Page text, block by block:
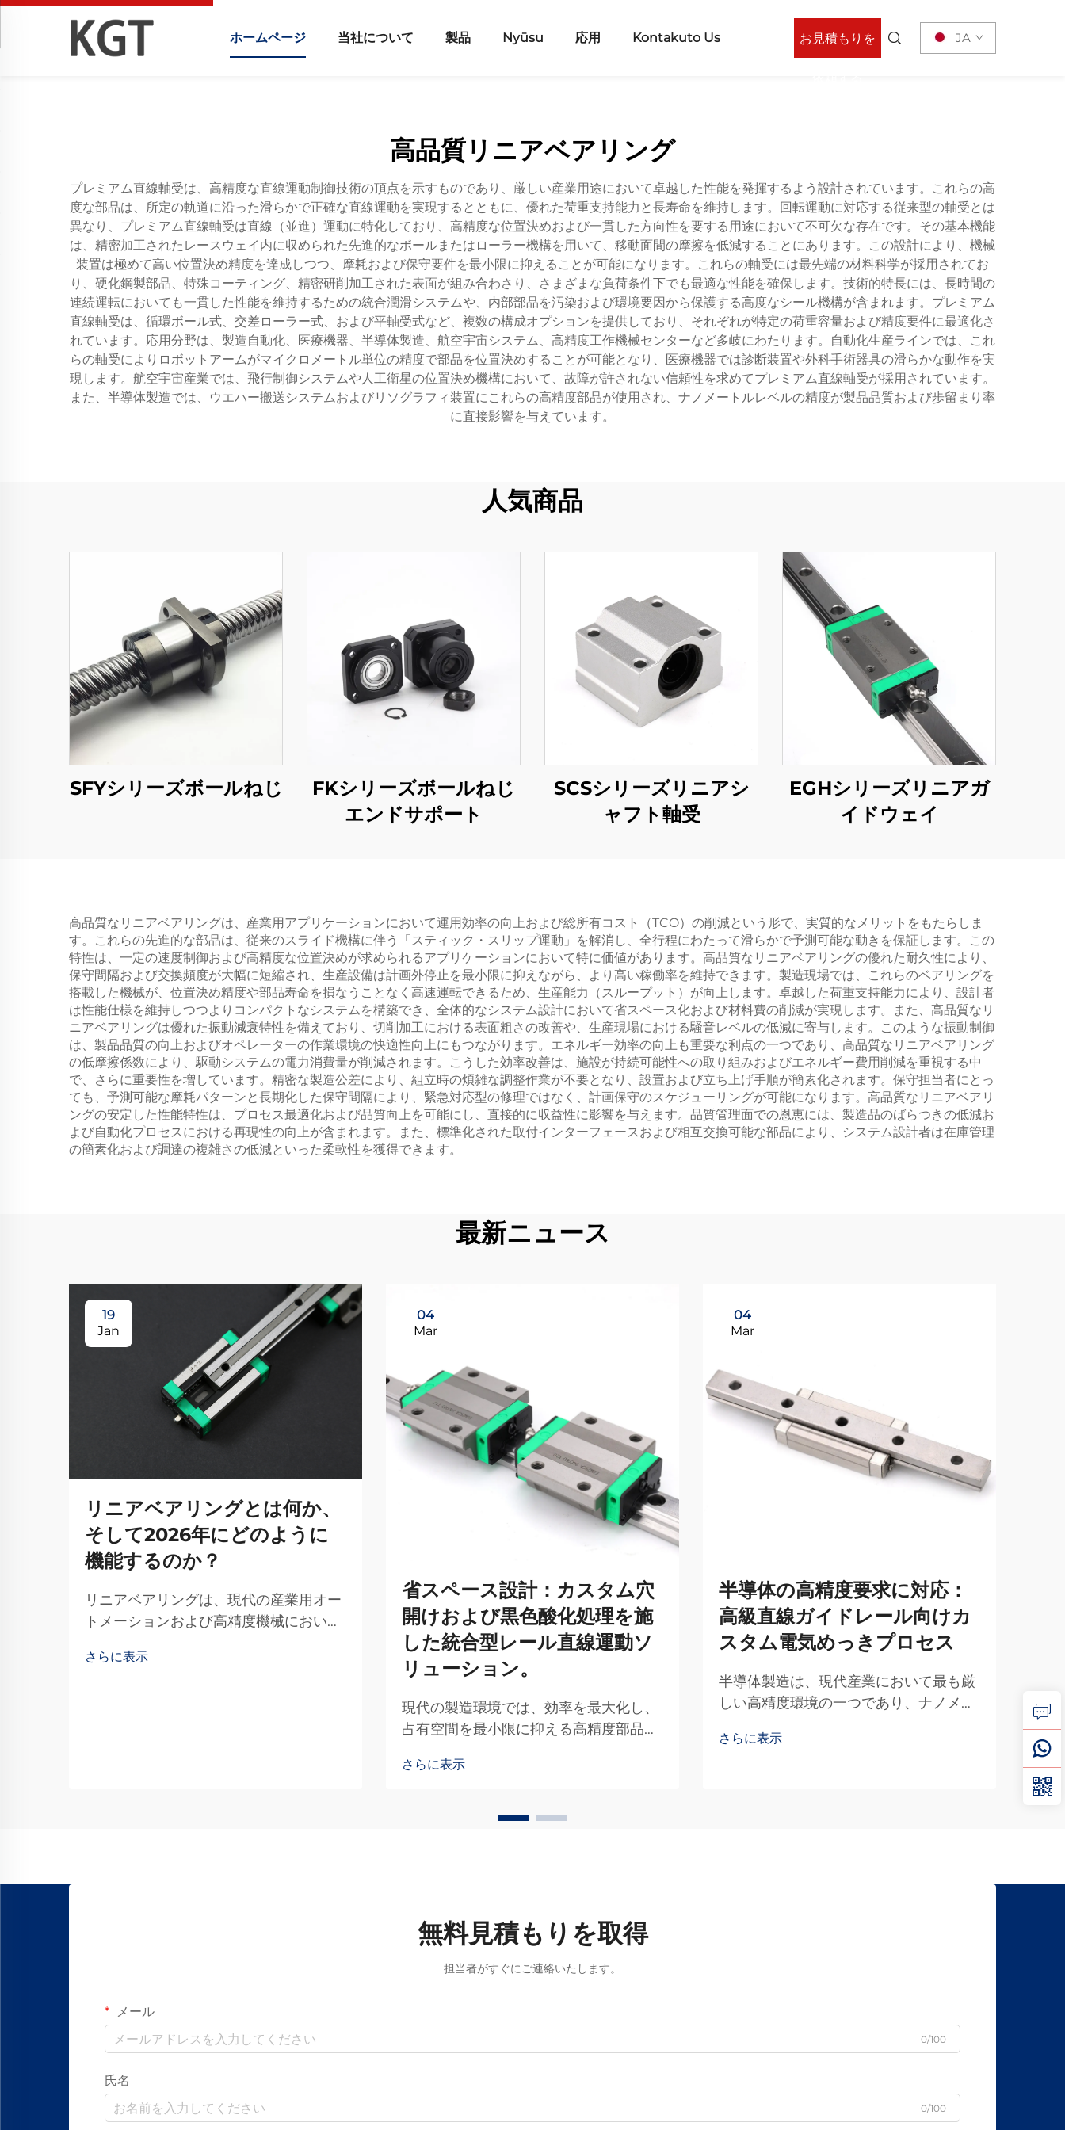
ホームページ 当社について 製品 Nyūsu 応用 Kontakuto Us お見積もりを JA
高品質リニアベアリング
プレミアム直線軸受は、高精度な直線運動制御技術の頂点を示すものであり、厳しい産業用途において卓越した性能を発揮するよう設計されています。これらの高
度な部品は、所定の軌道に沿った滑らかで正確な直線運動を実現するとともに、優れた荷重支持能力と長寿命を維持します。回転運動に対応する従来型の軸受とは
異なり、プレミアム直線軸受は直線（並進）運動に特化しており、高精度な位置決めおよび一貫した方向性を要する用途において不可欠な存在です。その基本機能
は、精密加工されたレースウェイ内に収められた先進的なボールまたはローラー機構を用いて、移動面間の摩擦を低減することにあります。この設計により、機械
装置は極めて高い位置決め精度を達成しつつ、摩耗および保守要件を最小限に抑えることが可能になります。これらの軸受には最先端の材料科学が採用されてお
り、硬化鋼製部品、特殊コーティング、精密研削加工された表面が組み合わさり、さまざまな負荷条件下でも最適な性能を確保します。技術的特長には、長時間の
連続運転においても一貫した性能を維持するための統合潤滑システムや、内部部品を汚染および環境要因から保護する高度なシール機構が含まれます。プレミアム
直線軸受は、循環ボール式、交差ローラー式、および平軸受式など、複数の構成オプションを提供しており、それぞれが特定の荷重容量および精度要件に最適化さ
れています。応用分野は、製造自動化、医療機器、半導体製造、航空宇宙システム、高精度工作機械センターなど多岐にわたります。自動化生産ラインでは、これ
らの軸受によりロボットアームがマイクロメートル単位の精度で部品を位置決めすることが可能となり、医療機器では診断装置や外科手術器具の滑らかな動作を実
現します。航空宇宙産業では、飛行制御システムや人工衛星の位置決め機構において、故障が許されない信頼性を求めてプレミアム直線軸受が採用されています。
また、半導体製造では、ウエハー搬送システムおよびリソグラフィ装置にこれらの高精度部品が使用され、ナノメートルレベルの精度が製品品質および歩留まり率
に直接影響を与えています。
人気商品
SFYシリーズボールねじ
FKシリーズボールねじ
エンドサポート
SCSシリーズリニアシ
ャフト軸受
EGHシリーズリニアガ
イドウェイ
高品質なリニアベアリングは、産業用アプリケーションにおいて運用効率の向上および総所有コスト（TCO）の削減という形で、実質的なメリットをもたらしま
す。これらの先進的な部品は、従来のスライド機構に伴う「スティック・スリップ運動」を解消し、全行程にわたって滑らかで予測可能な動きを保証します。この
特性は、一定の速度制御および高精度な位置決めが求められるアプリケーションにおいて特に価値があります。高品質なリニアベアリングの優れた耐久性により、
保守間隔および交換頻度が大幅に短縮され、生産設備は計画外停止を最小限に抑えながら、より高い稼働率を維持できます。製造現場では、これらのベアリングを
搭載した機械が、位置決め精度や部品寿命を損なうことなく高速運転できるため、生産能力（スループット）が向上します。卓越した荷重支持能力により、設計者
は性能仕様を維持しつつよりコンパクトなシステムを構築でき、全体的なシステム設計において省スペース化および材料費の削減が実現します。また、高品質なリ
ニアベアリングは優れた振動減衰特性を備えており、切削加工における表面粗さの改善や、生産現場における騒音レベルの低減に寄与します。このような振動制御
は、製品品質の向上およびオペレーターの作業環境の快適性向上にもつながります。エネルギー効率の向上も重要な利点の一つであり、高品質なリニアベアリング
の低摩擦係数により、駆動システムの電力消費量が削減されます。こうした効率改善は、施設が持続可能性への取り組みおよびエネルギー費用削減を重視する中
で、さらに重要性を増しています。精密な製造公差により、組立時の煩雑な調整作業が不要となり、設置および立ち上げ手順が簡素化されます。保守担当者にとっ
ても、予測可能な摩耗パターンと長期化した保守間隔により、緊急対応型の修理ではなく、計画保守のスケジューリングが可能になります。高品質なリニアベアリ
ングの安定した性能特性は、プロセス最適化および品質向上を可能にし、直接的に収益性に影響を与えます。品質管理面での恩恵には、製造品のばらつきの低減お
よび自動化プロセスにおける再現性の向上が含まれます。また、標準化された取付インターフェースおよび相互交換可能な部品により、システム設計者は在庫管理
の簡素化および調達の複雑さの低減といった柔軟性を獲得できます。
最新ニュース
19
Jan
リニアベアリングとは何か、
そして2026年にどのように
機能するのか？
リニアベアリングは、現代の産業用オー
トメーションおよび高精度機械において
らの特殊な装置は、所定の経路に沿って
さらに表示
04
Mar
省スペース設計：カスタム穴
開けおよび黒色酸化処理を施
した統合型レール直線運動ソ
リューション。
現代の製造環境では、効率を最大化し、
占有空間を最小限に抑える高精度部品が
テムは、コンパクトな構成でありながら
で、産業用オートメーションを革新しま
さらに表示
04
Mar
半導体の高精度要求に対応：
高級直線ガイドレール向けカ
スタム電気めっきプロセス
半導体製造は、現代産業において最も厳
しい高精度環境の一つであり、ナノメー
ライン全体の成否を左右します。このよ
さらに表示
強
pH
準
門
ス
さら
無料見積もりを取得
担当者がすぐにご連絡いたします。
メール
0/100
氏名
0/100